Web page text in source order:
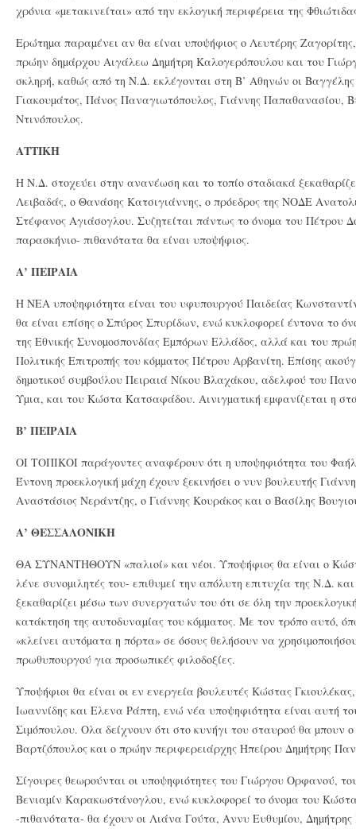
χρόνια «µετακινείται» από την εκλογική περιφέρεια της
Ερώτηµα παραµένει αν θα είναι υποψήφιος ο Λευτέρης
πρώην δηµάρχου Αιγάλεω Δηµήτρη Καλογερόπουλου και του
σκληρή, καθώς από τη Ν.Δ. εκλέγονται στη Β’ Αθηνών οι
Γιακουµάτος, Πάνος Παναγιωτόπουλος, Γιάννης Παπαθανασίου,
Ντινόπουλος.
ΑΤΤΙΚΗ
Η Ν.Δ. στοχεύει στην ανανέωση και το τοπίο σταδιακά
Λειβαδάς, ο Θανάσης Κατσιγιάννης, ο πρόεδρος της ΝΟΔΕ
Στέφανος Αγιάσογλου. Συζητείται πάντως το όνοµα του Πέτρου
παρασκήνιο- πιθανότατα θα είναι υποψήφιος.
Α’ ΠΕΙΡΑΙΑ
Η ΝΕΑ υποψηφιότητα είναι του υφυπουργού Παιδείας
θα είναι επίσης ο Σπύρος Σπυρίδων, ενώ κυκλοφορεί έντονα το
της Εθνικής Συνοµοσπονδίας Εµπόρων Ελλάδος, αλλά και του
Πολιτικής Επιτροπής του κόµµατος Πέτρου Αρβανίτη. Επίσης
δηµοτικού συµβούλου Πειραιά Νίκου Βλαχάκου, αδελφού του
Υµια, και του Κώστα Κατσαφάδου. Αινιγµατική εµφανίζεται η
Β’ ΠΕΙΡΑΙΑ
ΟΙ ΤΟΠΙΚΟΙ παράγοντες αναφέρουν ότι η υποψηφιότητα του
Έντονη προεκλογική µάχη έχουν ξεκινήσει ο νυν βουλευτής
Αναστάσιος Νεράντζης, ο Γιάννης Κουράκος και ο Βασίλης
Α’ ΘΕΣΣΑΛΟΝΙΚΗ
ΘΑ ΣΥΝΑΝΤΗΘΟΥΝ «παλιοί» και νέοι. Υποψήφιος θα είναι ο
λένε συνοµιλητές του- επιθυµεί την απόλυτη επιτυχία της Ν.Δ.
ξεκαθαρίζει µέσω των συνεργατών του ότι σε όλη την
κατάκτηση της αυτοδυναµίας του κόµµατος. Με τον τρόπο αυτό,
«κλείνει αυτόµατα η πόρτα» σε όσους θελήσουν να
πρωθυπουργού για προσωπικές φιλοδοξίες.
Υποψήφιοι θα είναι οι εν ενεργεία βουλευτές Κώστας
Ιωαννίδης και Ελενα Ράπτη, ενώ νέα υποψηφιότητα είναι αυτή
Σιµόπουλου. Ολα δείχνουν ότι στο κυνήγι του σταυρού θα µπουν
Βαρτζόπουλος και ο πρώην περιφερειάρχης Ηπείρου Δηµήτρης
Σίγουρες θεωρούνται οι υποψηφιότητες του Γιώργου Ορφανού,
Βενιαµίν Καρακωστάνογλου, ενώ κυκλοφορεί το όνοµα του
-πιθανότατα- θα έχουν οι Λιάνα Γούτα, Αννυ Ευθυµίου,